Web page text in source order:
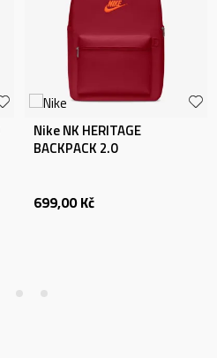
Nike NK HERITAGE
BACKPACK 2.0
699,00 Kč